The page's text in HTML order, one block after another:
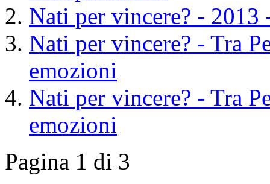
Nati per vincere? - 2013
Nati per vincere? - Tra
emozioni
Nati per vincere? - Tra
emozioni
Pagina 1 di 3